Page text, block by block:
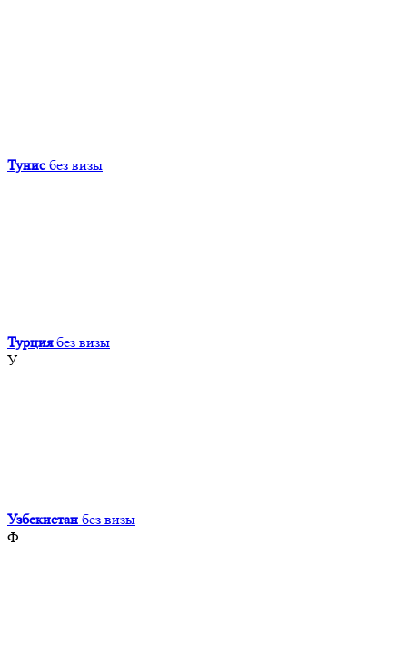
Тунис без визы
Турция без визы
У
Узбекистан без визы
Ф